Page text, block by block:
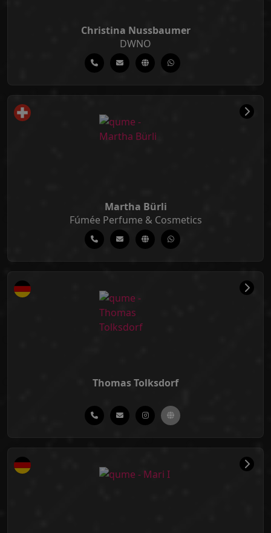
Christina Nussbaumer
DWNO
Martha Bürli
Fúmée Perfume & Cosmetics
Thomas Tolksdorf